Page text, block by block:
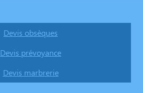
Devis obsèques
Devis prévoyance
Devis marbrerie